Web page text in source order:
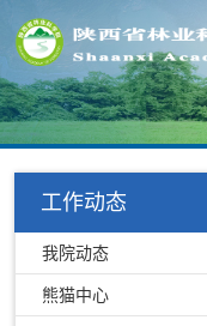
工作动态
我院动态
熊猫中心